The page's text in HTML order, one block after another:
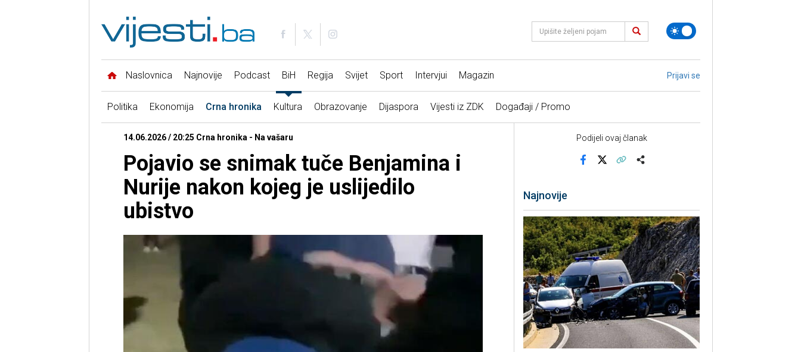
Naslovnica Najnovije Podcast BiH Regija Svijet Sport Intervjui Magazin Prijavi se
Politika Ekonomija Crna hronika Kultura Obrazovanje Dijaspora Vijesti iz ZDK Događaji / Promo
14.06.2026 / 20:25 Crna hronika - Na vašaru
Pojavio se snimak tuče Benjamina i
Nurije nakon kojeg je uslijedilo
ubistvo
Podijeli ovaj članak
Najnovije